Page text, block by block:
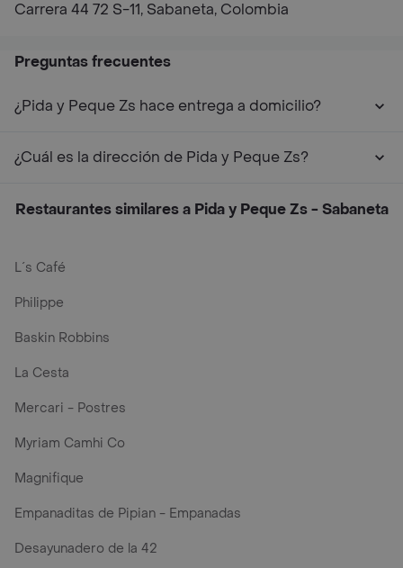
Carrera 44 72 S-11, Sabaneta, Colombia
Preguntas frecuentes
¿Pida y Peque Zs hace entrega a domicilio?
¿Cuál es la dirección de Pida y Peque Zs?
Restaurantes similares a Pida y Peque Zs - Sabaneta
L´s Café
Philippe
Baskin Robbins
La Cesta
Mercari - Postres
Myriam Camhi Co
Magnifique
Empanaditas de Pipian - Empanadas
Desayunadero de la 42